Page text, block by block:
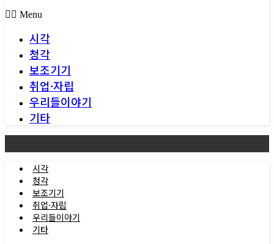
Menu
시각
청각
보조기기
취업·자립
우리들이야기
기타
시각
청각
보조기기
취업·자립
우리들이야기
기타